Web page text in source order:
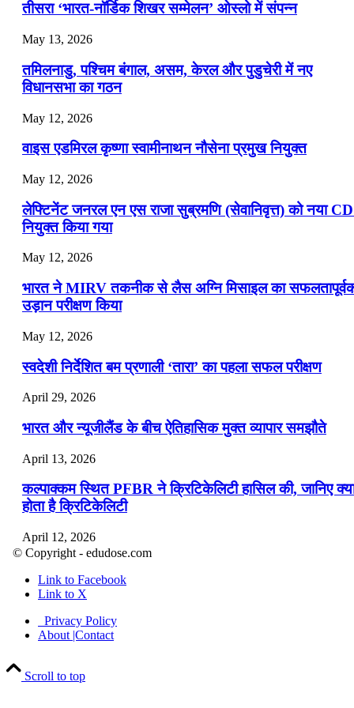
📝 डेली करेंट अफेयर्स: 16-18 जुलाई 2026
July 16, 2026
📝 डेली करेंट अफेयर्स: 13-15 जुलाई 2026
तीसरा ‘भारत-नॉर्डिक शिखर सम्मेलन’ ओस्लो में संपन्न
May 13, 2026
तमिलनाडु, पश्चिम बंगाल, असम, केरल और पुडुचेरी में नए
विधानसभा का गठन
May 12, 2026
वाइस एडमिरल कृष्णा स्वामीनाथन नौसेना प्रमुख नियुक्त
May 12, 2026
लेफ्टिनेंट जनरल एन एस राजा सुब्रमणि (सेवानिवृत्त) को नया
नियुक्त किया गया
May 12, 2026
भारत ने MIRV तकनीक से लैस अग्नि मिसाइल का
उड़ान परीक्षण किया
May 12, 2026
स्वदेशी निर्देशित बम प्रणाली ‘तारा’ का पहला सफल परीक्षण
April 29, 2026
भारत और न्यूजीलैंड के बीच ऐतिहासिक मुक्त व्यापार समझौते
April 13, 2026
कल्पाक्कम स्थित PFBR ने क्रिटिकेलिटी हासिल की, जानिए
होता है क्रिटिकेलिटी
April 12, 2026
April 9, 2026
नासा का आर्टेमिस-2 मिशन: मनुष्य एक बार फिर से चंद्रमा के
पहुंचा
April 7, 2026
© Copyright - edudose.com
Link to Facebook
Link to X
Privacy Policy
About |Contact
Scroll to top